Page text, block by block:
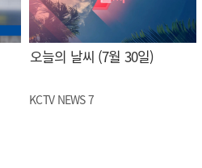
오늘의 날씨 (7월 30일)
KCTV NEWS 7